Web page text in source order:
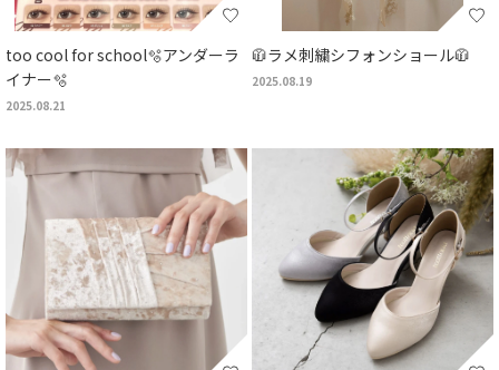
too cool for school🫧アンダーラ
イナー🫧
2025.08.21
🧥ラメ刺繍シフォンショール🧥
2025.08.19